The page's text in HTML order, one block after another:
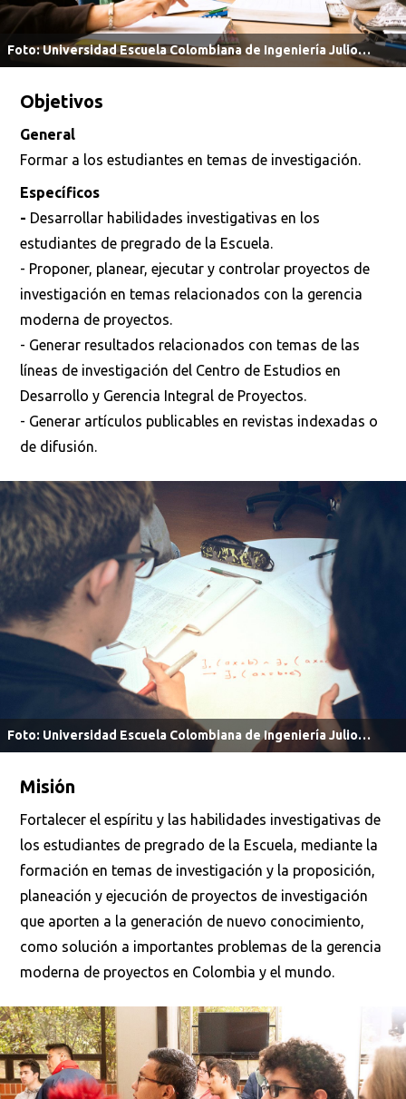
Foto: Universidad Escuela Colombiana de Ingeniería Julio
Garavito.
Objetivos
General
Formar a los estudiantes en temas de investigación.
Específicos
- Desarrollar habilidades investigativas en los
estudiantes de pregrado de la Escuela.
- Proponer, planear, ejecutar y controlar proyectos de
investigación en temas relacionados con la gerencia
moderna de proyectos.
- Generar resultados relacionados con temas de las
líneas de investigación del Centro de Estudios en
Desarrollo y Gerencia Integral de Proyectos.
- Generar artículos publicables en revistas indexadas o
de difusión.
Foto: Universidad Escuela Colombiana de Ingeniería Julio
Garavito.
Misión
Fortalecer el espíritu y las habilidades investigativas de
los estudiantes de pregrado de la Escuela, mediante la
formación en temas de investigación y la proposición,
planeación y ejecución de proyectos de investigación
que aporten a la generación de nuevo conocimiento,
como solución a importantes problemas de la gerencia
moderna de proyectos en Colombia y el mundo.